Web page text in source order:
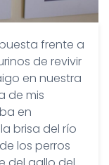
frente a
de revivir
en nuestra
de mis
en
brisa del río
los perros